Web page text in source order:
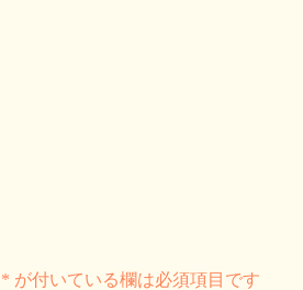
* が付いている欄は必須項目です